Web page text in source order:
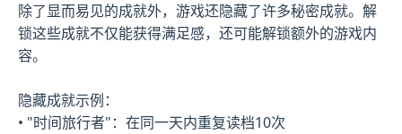
除了显而易见的成就外，游戏还隐藏了许多秘密成就。解
锁这些成就不仅能获得满足感，还可能解锁额外的游戏内
容。
隐藏成就示例：
• "时间旅行者"：在同一天内重复读档10次